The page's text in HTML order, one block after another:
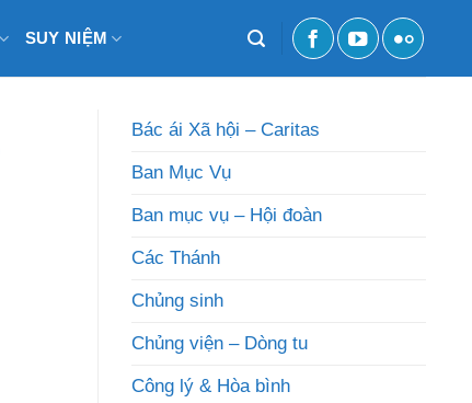
SUY NIỆM
Bác ái Xã hội – Caritas
Ban Mục Vụ
Ban mục vụ – Hội đoàn
Các Thánh
Chủng sinh
Chủng viện – Dòng tu
Công lý & Hòa bình